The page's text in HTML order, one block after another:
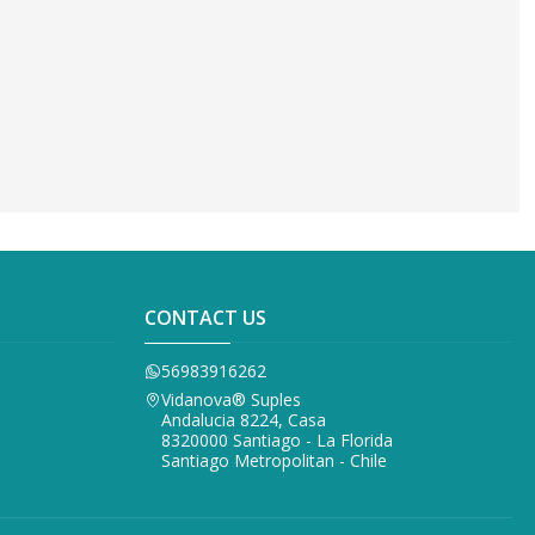
CONTACT US
56983916262
Vidanova® Suples
Andalucia 8224, Casa
8320000 Santiago - La Florida
Santiago Metropolitan - Chile